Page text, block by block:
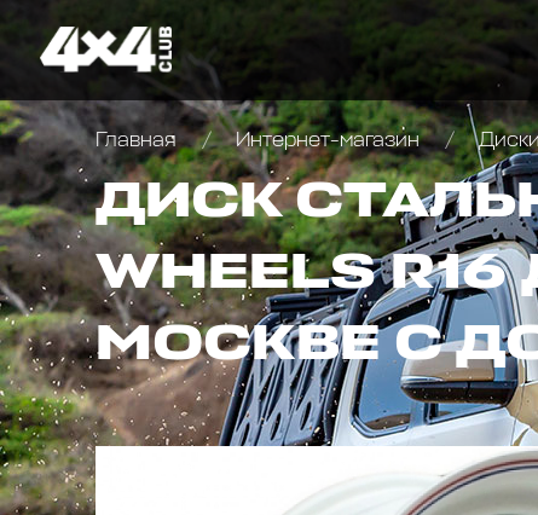
Главная Интернет-магазин
ДИСК
WHEELS
МОСКВЕ С